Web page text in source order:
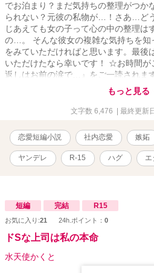
でお泊まり？まだ気持ちの整理がつ
られない？元彼の私物が…！さあ…ど
じあえても女の子って心の中の整理は
の…。 そんな彼女の複雑な気持ちを
をみていただければと思います。最後
いただけたなら幸いです！ ☆お時間が
返しはお前の涙で…』をご一読されま
かりやすいかと存じます！ ☆多少の性
もっと見る
文字数 6,476 | 最終更新
恋愛短編小説 社内恋愛 嫉妬
ヤンデレ R-15 ハグ エ
短編 完結 R15
お気に入り:21 24h.ポイント： 0
ドSな上司は私の本命
水天使かくと